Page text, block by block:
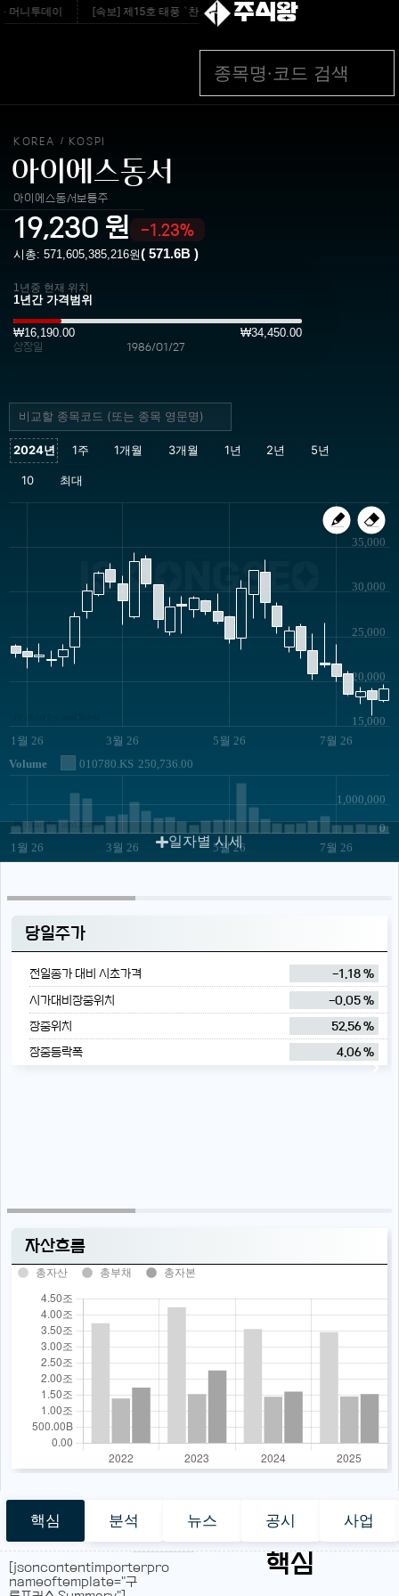
니투데이 [속보] 제15호 태풍 `찬홈` 북상 중…일본 관통 후 우리나라에 단비
주식왕
KOREA / KOSPI
아이에스동서
아이에스동서보통주
19,230 원 -1.23%
시총: 571,605,385,216원( 571.6B )
1년중 현재 위치
₩16,190.00 ₩34,450.00
상장일 1986/01/27
IS DONGSEO
1월 26 3월 26 5월 26 7월 26
15,000
20,000
25,000
30,000
35,000
Volume 010780.KS 250,736.00
1월 26 3월 26 5월 26 7월 26
0
1,000,000
JS chart by amCharts
일자별 시세
당일주가
전일종가 대비 시초가격
-1.18 %
시가대비장중위치
-0.05 %
장중위치
52.56 %
장중등락폭
4.06 %
자산흐름
총자산 총부채 총자본
핵심 분석 뉴스 공시 사업
핵심
[jsoncontentimporterpro
nameoftemplate="구